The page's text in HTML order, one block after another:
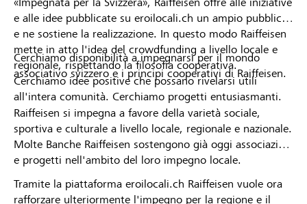
e alle idee pubblicate su eroilocali.ch un ampio pubblico
e ne sostiene la realizzazione. In questo modo Raiffeisen
mette in atto l'idea del crowdfunding a livello locale e
regionale, rispettando la filosofia cooperativa.
Cerchiamo idee positive che possano rivelarsi utili
all'intera comunità. Cerchiamo progetti entusiasmanti.
Cerchiamo disponibilità a impegnarsi per il mondo
associativo svizzero e i principi cooperativi di Raiffeisen.
Raiffeisen si impegna a favore della varietà sociale,
sportiva e culturale a livello locale, regionale e nazionale.
Molte Banche Raiffeisen sostengono già oggi associazioni
e progetti nell'ambito del loro impegno locale.
Tramite la piattaforma eroilocali.ch Raiffeisen vuole ora
rafforzare ulteriormente l'impegno per la regione e il